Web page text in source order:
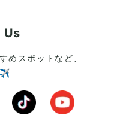
めスポットなど、
✈️